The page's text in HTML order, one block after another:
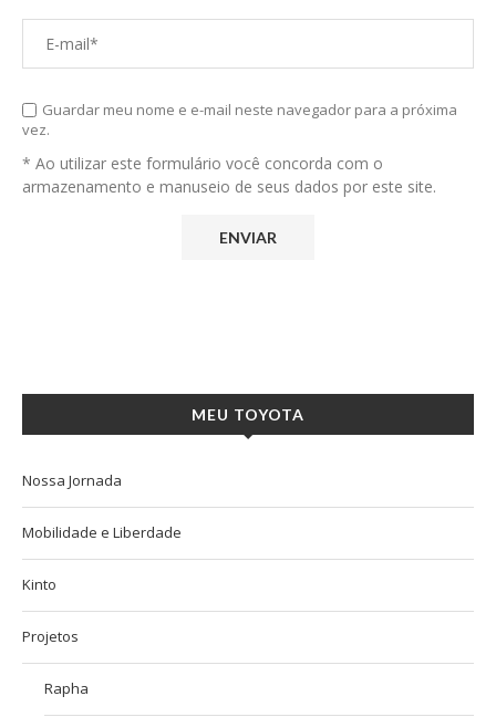
Guardar meu nome e e-mail neste navegador para a próxima
vez.
* Ao utilizar este formulário você concorda com o
armazenamento e manuseio de seus dados por este site.
MEU TOYOTA
Nossa Jornada
Mobilidade e Liberdade
Kinto
Projetos
Rapha